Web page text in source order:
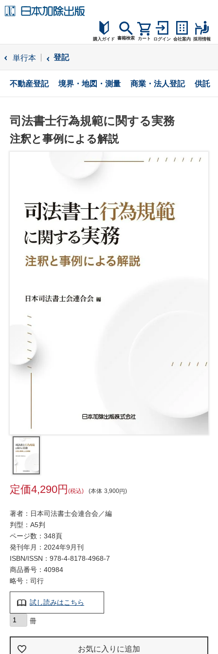
購入ガイド
購入ガイド
読者サポート
書籍検索 カート ログイン 会社案内 採用情報
単行本 登記
不動産登記 境界・地図・測量 商業・法人登記 供託
司法書士行為規範に関する実務
注釈と事例による解説
本体 3,900
4,290 税込
著者：日本司法書士会連合会／編
判型：A5判
ページ数：348頁
発刊年月：2024年9月刊
ISBN/ISSN： 978-4-8178-4968-7
商品番号：40984
略号：司行
試し読みはこちら
お気に入りに追加